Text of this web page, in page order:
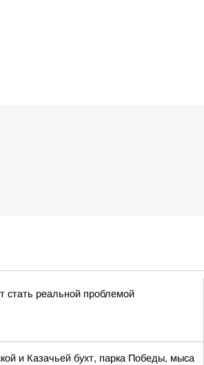
стать реальной проблемой
и Казачьей бухт, парка Победы, мыса